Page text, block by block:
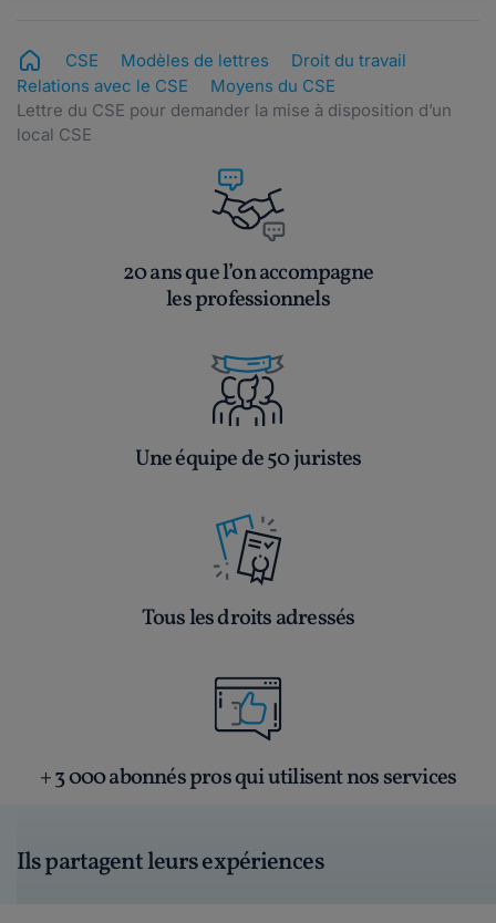
CSE Modèles de lettres
Droit du travail
Relations avec le CSE
Moyens du CSE
Lettre du CSE pour demander la mise à disposition d’un
local CSE
20 ans que l’on accompagne
les professionnels
Une équipe de 50 juristes
Tous les droits adressés
+ 3 000 abonnés pros qui utilisent nos services
Ils partagent leurs expériences